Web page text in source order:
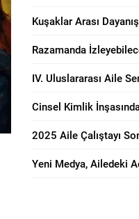
Kuşaklar Arası
IV. Uluslararası Aile
2025 Aile Çalıştayı